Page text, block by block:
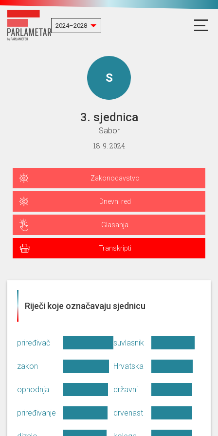
S
3. sjednica
Sabor
18. 9. 2024
Zakonodavstvo
Dnevni red
Glasanja
Transkripti
Riječi koje označavaju sjednicu
priređivač
zakon
ophodnja
priređivanje
suvlasnik
Hrvatska
državni
drvenast